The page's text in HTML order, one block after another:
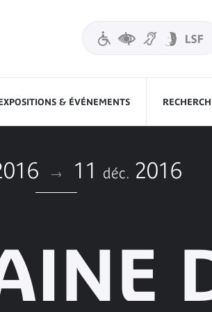
& ÉVÉNEMENTS
11 déc. 2016